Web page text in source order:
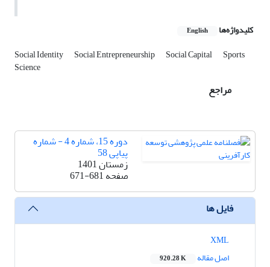
کلیدواژه‌ها English
Social Identity Social Entrepreneurship Social Capital Sports
Science
مراجع
دوره 15، شماره 4 - شماره
پیاپی 58
زمستان 1401
صفحه671-681
فایل ها
اصل مقاله
920.28 K